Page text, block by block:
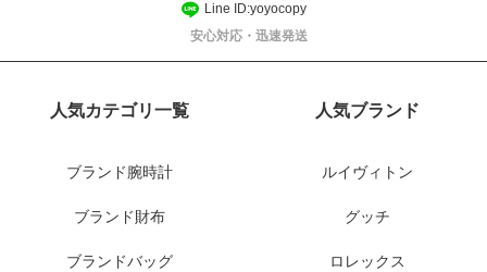
Line ID:yoyocopy
安心対応・迅速発送
人気カテゴリ一覧
ブランド腕時計
ブランド財布
ブランドバッグ
人気ブランド
ルイヴィトン
グッチ
ロレックス